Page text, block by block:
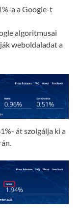
a a Google-t
algoritmusai
weboldaladat a
át szolgálja ki a